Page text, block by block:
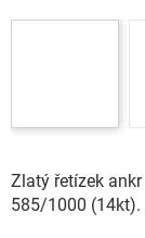
Zlatý řetízek
585/1000 (14kt).